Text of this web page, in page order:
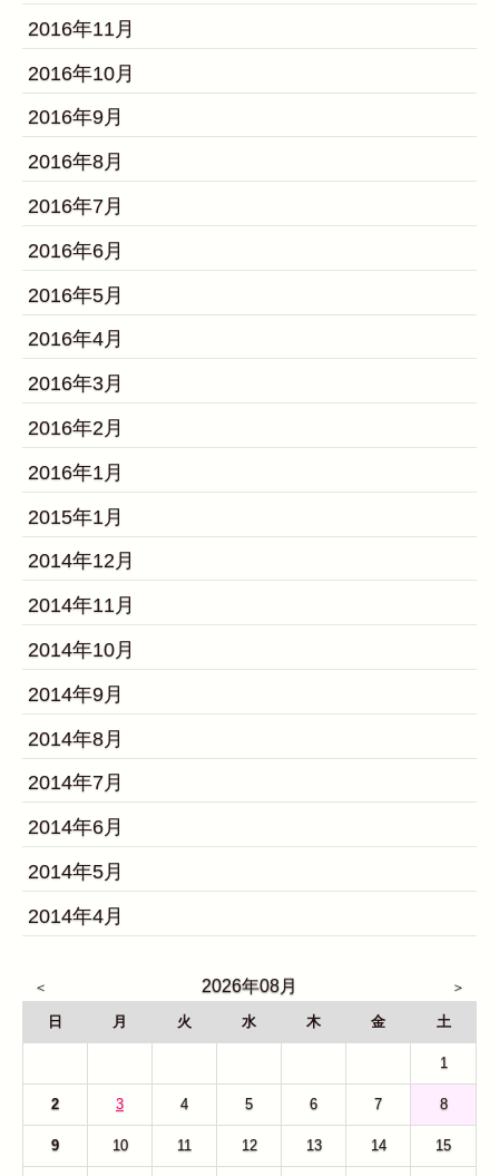
2016年11月
2016年10月
2016年9月
2016年8月
2016年7月
2016年6月
2016年5月
2016年4月
2016年3月
2016年2月
2016年1月
2015年1月
2014年12月
2014年11月
2014年10月
2014年9月
2014年8月
2014年7月
2014年6月
2014年5月
2014年4月
2026年08月
日 月 火 水 木 金 土
1
2 3 4 5 6 7 8
9 10 11 12 13 14 15